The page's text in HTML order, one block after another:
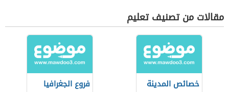
مقالات من تصنيف تعليم
خصائص المدينة
فروع الجغرافيا